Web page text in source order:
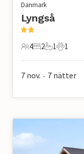
Danmark
Lyngså
4 Gäster
4
2 Sovrum
2
1 Badrum
1
1 Husdjur
1
7 nov. • 7 nätter